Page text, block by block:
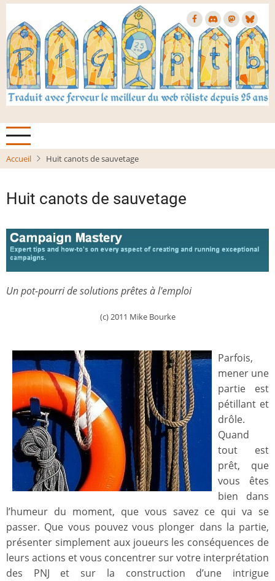
Aller
contenu
principal
Accueil Huit canots de sauvetage
Huit canots de sauvetage
Un pot-pourri de solutions prêtes à l'emploi
(c) 2011 Mike Bourke
Parfois,
mener une
partie est
pétillant et
drôle.
Quand
tout est
prêt, que
vous êtes
bien dans
l’humeur du moment, que vous savez ce qui va se
passer. Que vous pouvez vous plonger dans la partie,
présenter simplement aux joueurs les conséquences de
leurs actions et vous concentrer sur votre interprétation
des PNJ et sur la construction d’une intrigue